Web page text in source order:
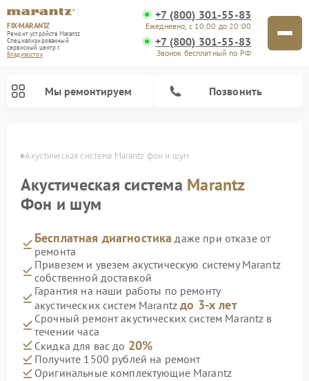
FIX-MARANTZ
Ремонт устройств Marantz
Специализированный
cервисный центр г.
Владивосток
+7 (800) 301-55-83
Ежедневно, с 10:00 до 20:00
+7 (800) 301-55-83
Звонок бесплатный по РФ
Мы ремонтируем Позвонить
Акустическая система Marantz фон и шум
Акустическая система Marantz
Фон и шум
Бесплатная диагностика даже при отказе от
ремонта
Привезем и увезем акустическую систему Marantz
собственной доставкой
Гарантия на наши работы по ремонту
акустических систем Marantzдо 3-х лет
Срочный ремонт акустических систем Marantz в
течении часа
Скидка для вас до 20%
Получите 1500 рублей на ремонт
Оригинальные комплектующие Marantz